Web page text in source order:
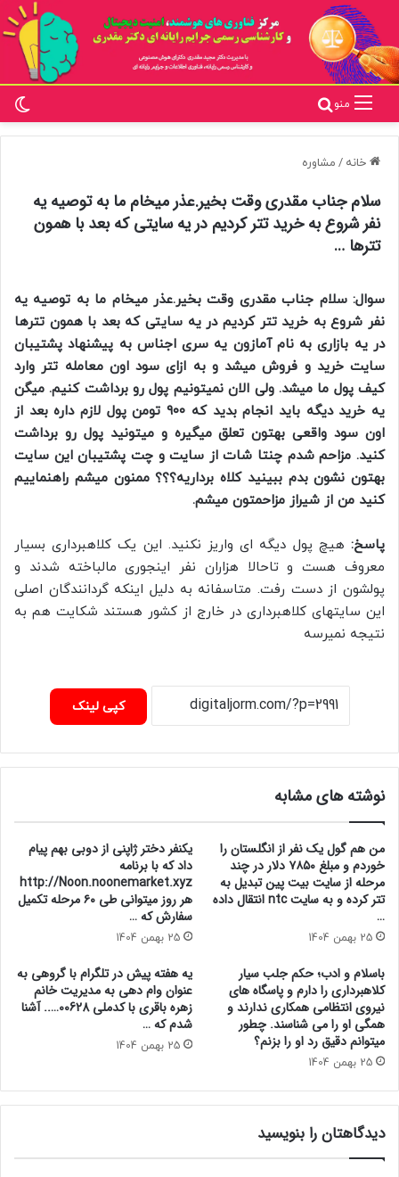
منو
خانه / مشاوره
سلام جناب مقدری وقت بخیر.عذر میخام ما به توصیه یه
نفر شروع به خرید تتر کردیم در یه سایتی که بعد با همون
تترها …
سوال: سلام جناب مقدری وقت بخیر.عذر میخام ما به توصیه یه
نفر شروع به خرید تتر کردیم در یه سایتی که بعد با همون تترها
در یه بازاری به نام آمازون یه سری اجناس به پیشنهاد پشتیبان
سایت خرید و فروش میشد و به ازای سود اون معامله تتر وارد
کیف پول ما میشد. ولی الان نمیتونیم پول رو برداشت کنیم. میگن
یه خرید دیگه باید انجام بدید که ۹۰۰ تومن پول لازم داره بعد از
اون سود واقعی بهتون تعلق میگیره و میتونید پول رو برداشت
کنید. مزاحم شدم چنتا شات از سایت و چت پشتیبان این سایت
بهتون نشون بدم ببینید کلاه برداریه؟؟؟ ممنون میشم راهنماییم
کنید من از شیراز مزاحمتون میشم.
پاسخ: هیچ پول دیگه ای واریز نکنید. این یک کلاهبرداری بسیار
معروف هست و تاحالا هزاران نفر اینجوری مالباخته شدند و
پولشون از دست رفت. متاسفانه به دلیل اینکه گردانندگان اصلی
این سایتهای کلاهبرداری در خارج از کشور هستند شکایت هم به
نتیجه نمیرسه
کپی لینک
نوشته های مشابه
من هم گول یک نفر از انگلستان را
خوردم و مبلغ ۷۸۵۰ دلار در چند
مرحله از سایت بیت پین تبدیل به
تتر کرده و به سایت ntc انتقال داده
…
25 بهمن 1404
یکنفر دختر ژاپنی از دوبی بهم پیام
داد که با برنامه
http://Noon.noonemarket.xyz
هر روز میتوانی طی ۶۰ مرحله تکمیل
سفارش که …
25 بهمن 1404
باسلام و ادب؛ حکم جلب سیار
کلاهبرداری را دارم و پاسگاه های
نیروی انتظامی همکاری ندارند و
همگی او را می شناسند. چطور
میتوانم دقیق رد او را بزنم؟
25 بهمن 1404
یه هفته پیش در تلگرام با گروهی به
عنوان وام دهی به مدیریت خانم
زهره باقری با کدملی 00628….. آشنا
شدم که …
25 بهمن 1404
دیدگاهتان را بنویسید